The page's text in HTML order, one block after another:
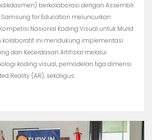
berkolaborasi dengan Assemblr
Samsung for Education meluncurkan
Nasional Koding Visual untuk Murid
kolaboratif ini mendukung implementasi
dan Kecerdasan Artifisial melalui
koding visual, pemodelan tiga dimensi
Reality (AR), sekaligus…